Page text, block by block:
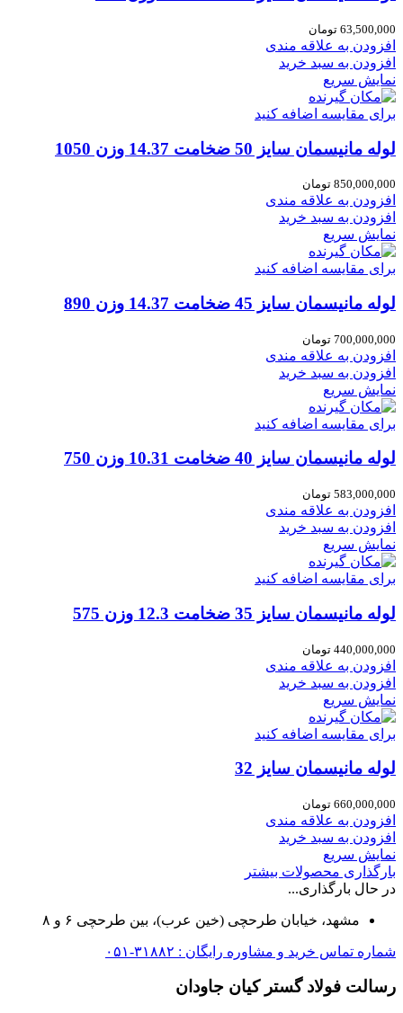
63,500,000 تومان
افزودن به علاقه مندی
افزودن به سبد خرید
نمایش سریع
برای مقایسه اضافه کنید
لوله مانیسمان سایز 50 ضخامت 14.37 وزن 1050
850,000,000 تومان
افزودن به علاقه مندی
افزودن به سبد خرید
نمایش سریع
برای مقایسه اضافه کنید
لوله مانیسمان سایز 45 ضخامت 14.37 وزن 890
700,000,000 تومان
افزودن به علاقه مندی
افزودن به سبد خرید
نمایش سریع
برای مقایسه اضافه کنید
لوله مانیسمان سایز 40 ضخامت 10.31 وزن 750
583,000,000 تومان
افزودن به علاقه مندی
افزودن به سبد خرید
نمایش سریع
برای مقایسه اضافه کنید
لوله مانیسمان سایز 35 ضخامت 12.3 وزن 575
440,000,000 تومان
افزودن به علاقه مندی
افزودن به سبد خرید
نمایش سریع
برای مقایسه اضافه کنید
لوله مانیسمان سایز 32
660,000,000 تومان
افزودن به علاقه مندی
افزودن به سبد خرید
نمایش سریع
بارگذاری محصولات بیشتر
در حال بارگذاری...
مشهد، خیابان طرحچی (خین عرب)، بین طرحچی ۶ و ۸
شماره تماس خرید و مشاوره رایگان : ۳۱۸۸۲-۰۵۱
رسالت فولاد گستر کیان جاودان